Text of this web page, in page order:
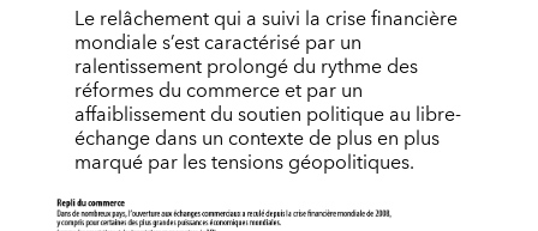
Le relâchement qui a suivi la crise financière
mondiale s’est caractérisé par un
ralentissement prolongé du rythme des
réformes du commerce et par un
affaiblissement du soutien politique au libre-
échange dans un contexte de plus en plus
marqué par les tensions géopolitiques.